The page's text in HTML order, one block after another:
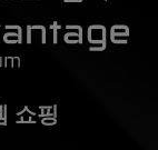
쇼핑